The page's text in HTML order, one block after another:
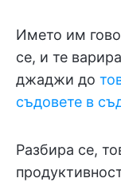
Името им
се, и те
джаджи до
съдовете в
Разбира се,